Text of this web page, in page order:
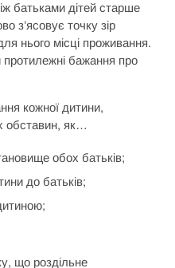
батьками дітей старше
з’ясовує точку зір
нього місці проживання.
бажання про
кожної дитини,
обставин, як…
обох батьків;
до батьків;
що роздільне